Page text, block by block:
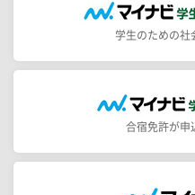
学生のための社
合宿免許が申